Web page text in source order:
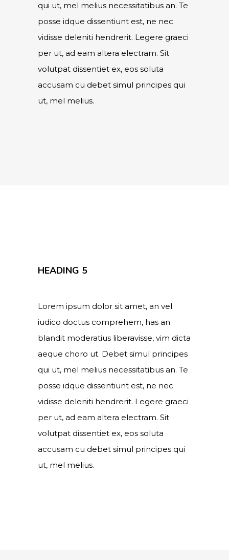
qui ut, mel melius necessitatibus an. Te
posse idque dissentiunt est, ne nec
vidisse deleniti hendrerit. Legere graeci
per ut, ad eam altera electram. Sit
volutpat dissentiet ex, eos soluta
accusam cu debet simul principes qui
ut, mel melius.
HEADING 5
Lorem ipsum dolor sit amet, an vel
iudico doctus comprehem, has an
blandit moderatius liberavisse, vim dicta
aeque choro ut. Debet simul principes
qui ut, mel melius necessitatibus an. Te
posse idque dissentiunt est, ne nec
vidisse deleniti hendrerit. Legere graeci
per ut, ad eam altera electram. Sit
volutpat dissentiet ex, eos soluta
accusam cu debet simul principes qui
ut, mel melius.